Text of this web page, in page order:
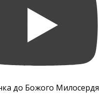
до Божого Милосердя